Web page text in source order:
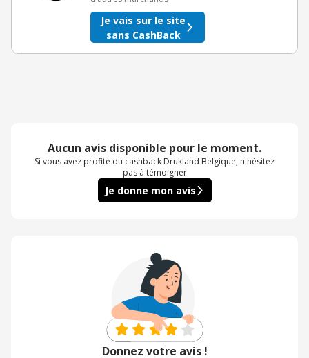
Je vais sur le site
sans CashBack
Aucun avis disponible pour le moment.
Si vous avez profité du cashback Drukland Belgique, n'hésitez
pas à témoigner
Je donne mon avis
Donnez votre avis !